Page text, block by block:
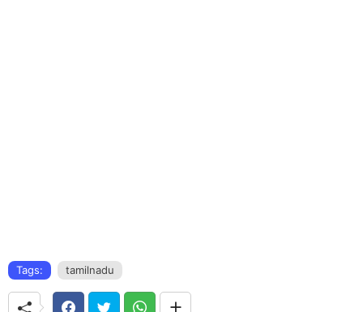
Tags: tamilnadu